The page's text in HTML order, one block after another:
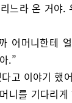
느라 온 거야.
어머니한테
.”
고 이야기 했
니를 기다리